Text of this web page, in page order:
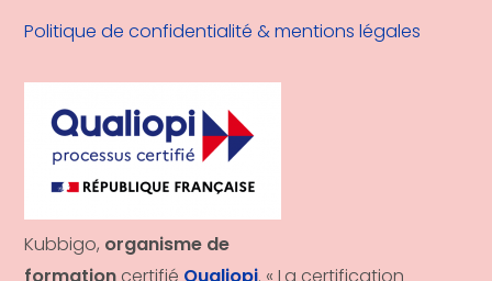
Politique de confidentialité & mentions légales
Kubbigo, organisme de